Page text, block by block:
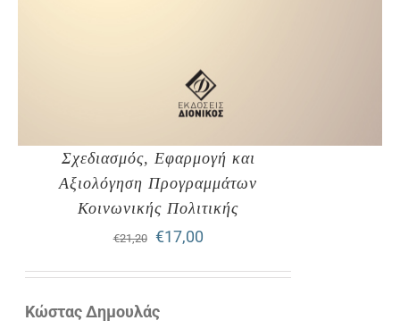
Σχεδιασμός, Εφαρμογή και
Αξιολόγηση Προγραμμάτων
Κοινωνικής Πολιτικής
€21,20
Original
price
€17,00Η
τρέχουσα
Κώστας Δημουλάς